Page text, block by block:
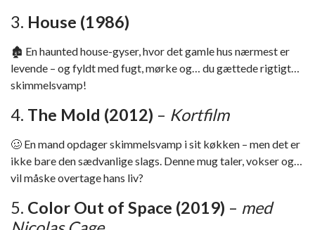
3. House (1986)
🏚️ En haunted house-gyser, hvor det gamle hus nærmest er
levende – og fyldt med fugt, mørke og… du gættede rigtigt…
skimmelsvamp!
4. The Mold (2012) – Kortfilm
🥴 En mand opdager skimmelsvamp i sit køkken – men det er
ikke bare den sædvanlige slags. Denne mug taler, vokser og…
vil måske overtage hans liv?
5. Color Out of Space (2019) – med